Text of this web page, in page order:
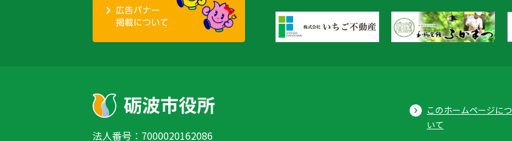
法人番号：7000020162086
このホームページにつ
いて